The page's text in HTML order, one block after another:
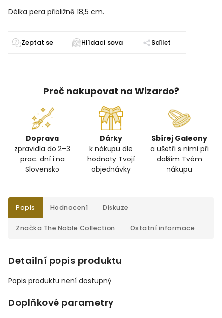
Délka pera přibližně 18,5 cm.
Zeptat se Sdílet
Proč nakupovat na Wizardo?
Doprava
zpravidla do 2–3
prac. dní i na
Slovensko
Dárky
k nákupu dle
hodnoty Tvojí
objednávky
Sbírej Galeony
a ušetři s nimi při
dalším Tvém
nákupu
Popis Hodnocení Diskuze
Značka The Noble Collection Ostatní informace
Detailní popis produktu
Popis produktu není dostupný
Doplňkové parametry